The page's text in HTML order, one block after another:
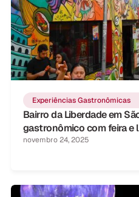
Experiências Gastronômicas
Bairro da Liberdade em
gastronômico com feira e
novembro 24, 2025